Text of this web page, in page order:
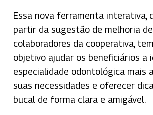
Essa nova ferramenta interativa,
partir da sugestão de melhoria
colaboradores da cooperativa,
objetivo ajudar os beneficiários a
especialidade odontológica mais
suas necessidades e oferecer
bucal de forma clara e amigável.